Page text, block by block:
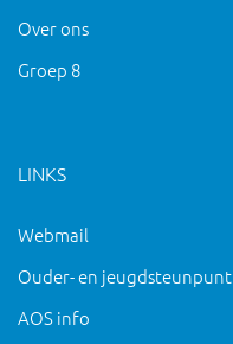
Over ons
Groep 8
LINKS
Webmail
Ouder- en jeugdsteunpunt
AOS info